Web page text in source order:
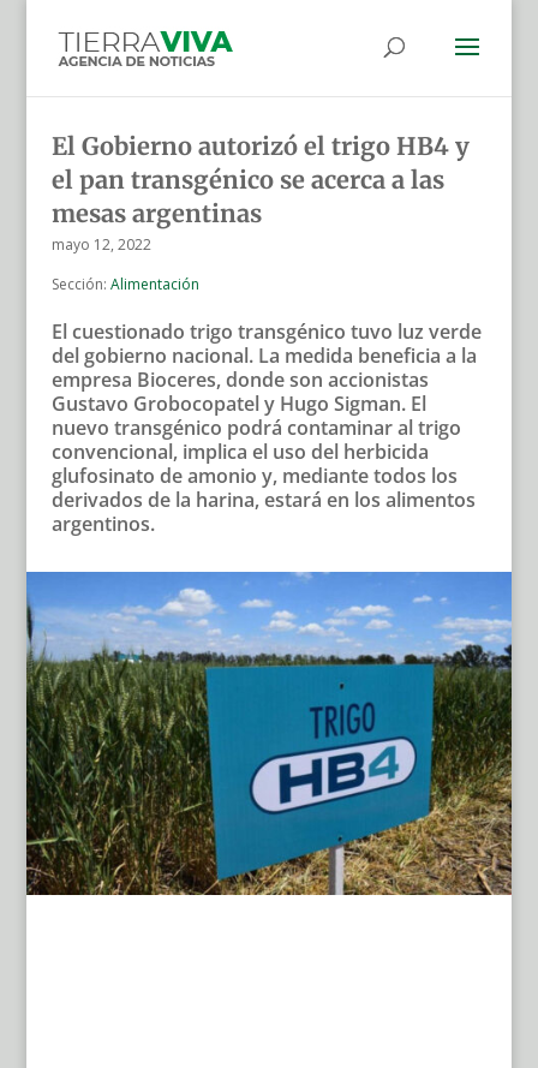
El Gobierno autorizó el trigo HB4 y
el pan transgénico se acerca a las
mesas argentinas
mayo 12, 2022
Sección: Alimentación
El cuestionado trigo transgénico tuvo luz verde
del gobierno nacional. La medida beneficia a la
empresa Bioceres, donde son accionistas
Gustavo Grobocopatel y Hugo Sigman. El
nuevo transgénico podrá contaminar al trigo
convencional, implica el uso del herbicida
glufosinato de amonio y, mediante todos los
derivados de la harina, estará en los alimentos
argentinos.